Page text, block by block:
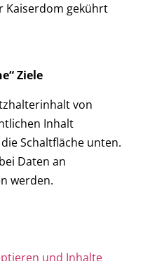
Kaiserdom gekührt
Ziele
von
Inhalt
Schaltfläche unten.
Daten an
werden.
und Inhalte